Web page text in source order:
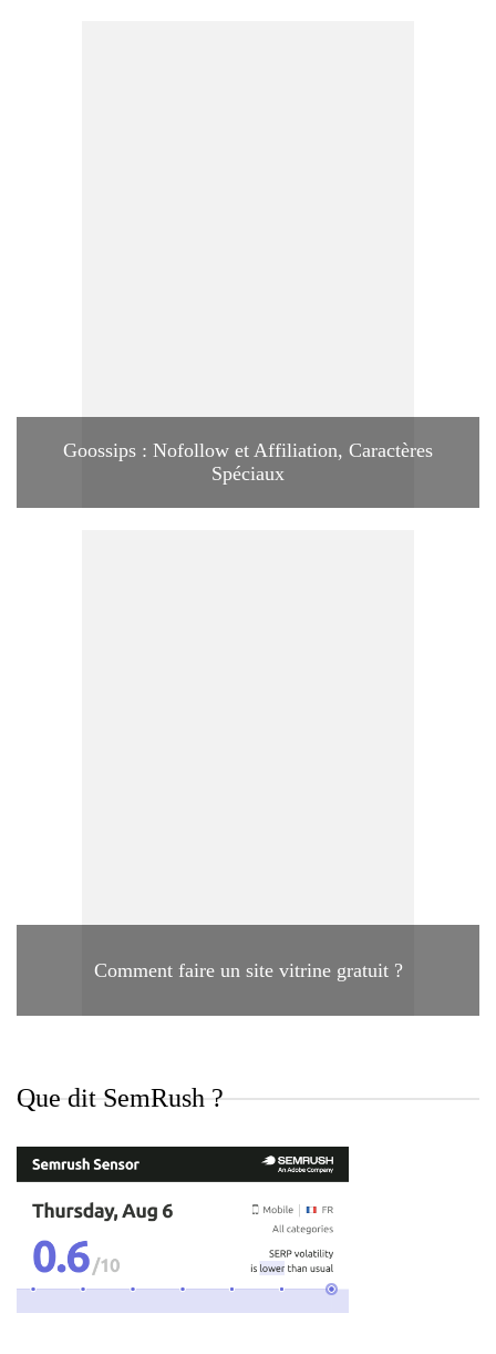
Goossips : Nofollow et Affiliation, Caractères
Spéciaux
Comment faire un site vitrine gratuit ?
Que dit SemRush ?